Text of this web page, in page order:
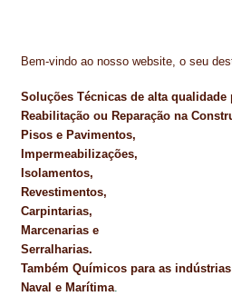
Bem-vindo ao nosso website, o seu
Soluções Técnicas de alta qualidade
Reabilitação ou Reparação na
Pisos e Pavimentos,
Impermeabilizações,
Isolamentos,
Revestimentos,
Carpintarias,
Marcenarias e
Serralharias.
Também Químicos para as
Naval e Marítima.